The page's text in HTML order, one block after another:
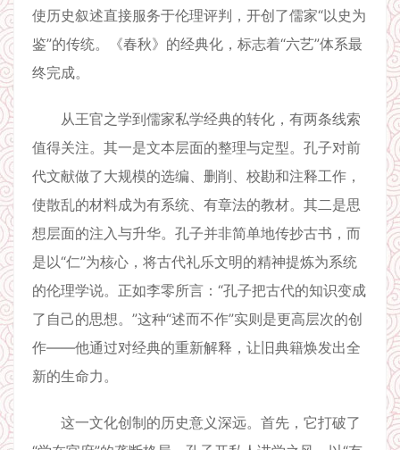
使历史叙述直接服务于伦理评判，开创了儒家“以史为
鉴”的传统。《春秋》的经典化，标志着“六艺”体系最
终完成。
从王官之学到儒家私学经典的转化，有两条线索
值得关注。其一是文本层面的整理与定型。孔子对前
代文献做了大规模的选编、删削、校勘和注释工作，
使散乱的材料成为有系统、有章法的教材。其二是思
想层面的注入与升华。孔子并非简单地传抄古书，而
是以“仁”为核心，将古代礼乐文明的精神提炼为系统
的伦理学说。正如李零所言：“孔子把古代的知识变成
了自己的思想。”这种“述而不作”实则是更高层次的创
作——他通过对经典的重新解释，让旧典籍焕发出全
新的生命力。
这一文化创制的历史意义深远。首先，它打破了